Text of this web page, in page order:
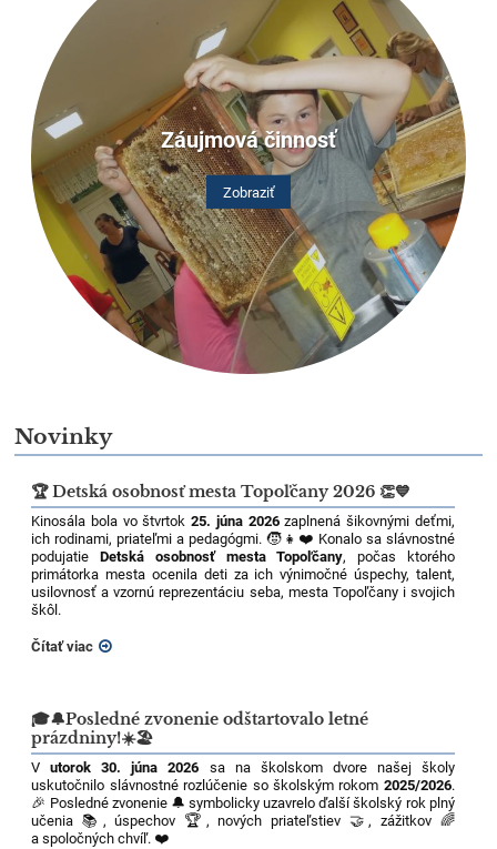
Záujmová činnosť
Zobraziť
Novinky
🏆 Detská osobnosť mesta Topoľčany 2026 👏💙
Kinosála bola vo štvrtok25. júna 2026zaplnená šikovnými deťmi,
ich rodinami, priateľmi a pedagógmi. 🧒👧❤️ Konalo sa slávnostné
podujatieDetská osobnosť mesta Topoľčany, počas ktorého
primátorka mesta ocenila deti za ich výnimočné úspechy, talent,
usilovnosť a vzornú reprezentáciu seba, mesta Topoľčany i svojich
škôl.
Čítať viac
🎓🔔Posledné zvonenie odštartovalo letné
prázdniny!☀️🏖️
Vutorok 30. júna 2026 sa na školskom dvore našej školy
uskutočnilo slávnostné rozlúčenie so školským rokom 2025/2026.
🎉 Posledné zvonenie 🔔 symbolicky uzavrelo ďalší školský rok plný
učenia 📚, úspechov 🏆, nových priateľstiev 🤝, zážitkov 🌈
a spoločných chvíľ. ❤️